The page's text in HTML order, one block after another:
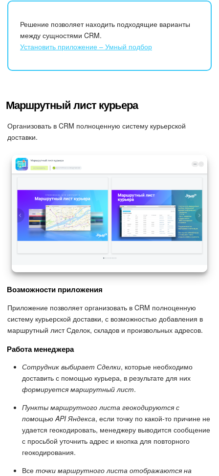
Решение позволяет находить подходящие варианты
между сущностями CRM.
Установить приложение – Умный подбор
Маршрутный лист курьера
Организовать в CRM полноценную систему курьерской
доставки.
Возможности приложения
Приложение позволяет организовать в CRM полноценную
систему курьерской доставки, с возможностью добавления в
маршрутный лист Сделок, складов и произвольных адресов.
Работа менеджера
Сотрудник выбирает Сделки, которые необходимо
доставить с помощью курьера, в результате для них
формируется маршрутный лист.
Пункты маршрутного листа геокодируются с
помощью API Яндекса, если точку по какой-то причине не
удается геокодировать, менеджеру выводится сообщение
с просьбой уточнить адрес и кнопка для повторного
геокодирования.
Все точки маршрутного листа отображаются на